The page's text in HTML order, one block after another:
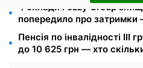
4 склади Fozzy Group
попередило про затримки
Пенсія по інвалідності III
до 10 625 грн — хто